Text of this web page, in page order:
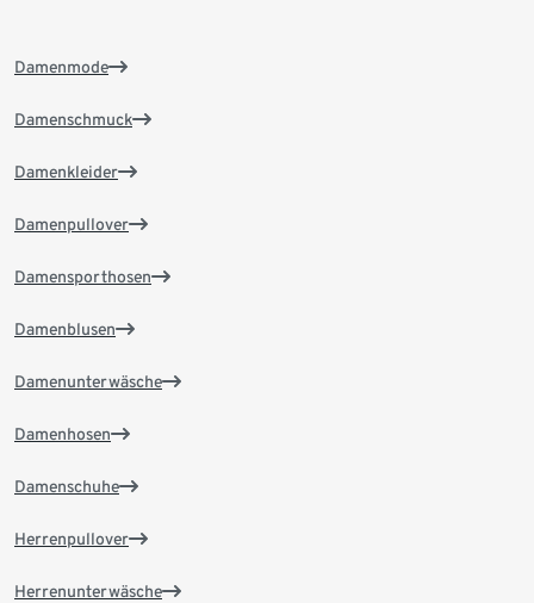
Damenmode
Damenschmuck
Damenkleider
Damenpullover
Damensporthosen
Damenblusen
Damenunterwäsche
Damenhosen
Damenschuhe
Herrenpullover
Herrenunterwäsche